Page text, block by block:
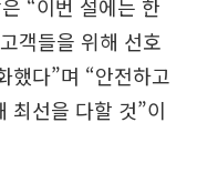
“이번 설에는 한
객들을 위해 선호
했다”며 “안전하고
최선을 다할 것”이